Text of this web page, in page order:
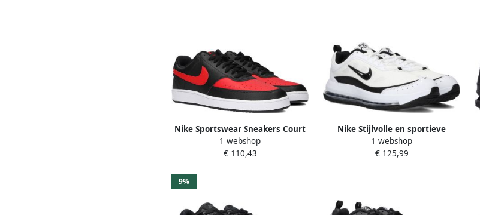
Nike Sportswear Sneakers Court
Vision Low Design in de
voetsporen van de Air Force 1
1 webshop
€ 110,43
Nike Stijlvolle en sportieve
sneakers White Heren
1 webshop
€ 125,99
9%